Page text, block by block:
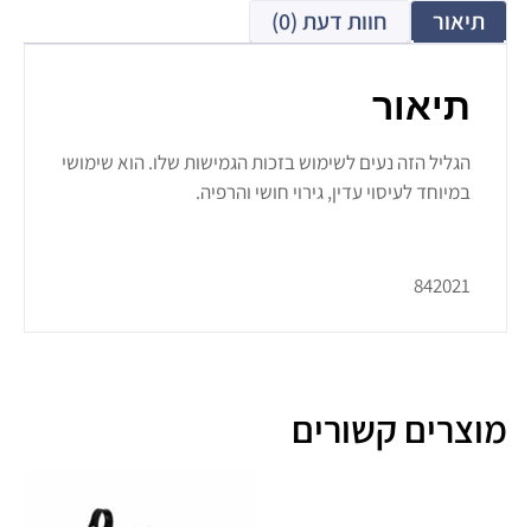
תיאור חוות דעת (0)
תיאור
הגליל הזה נעים לשימוש בזכות הגמישות שלו. הוא שימושי
במיוחד לעיסוי עדין, גירוי חושי והרפיה.
842021
מוצרים קשורים